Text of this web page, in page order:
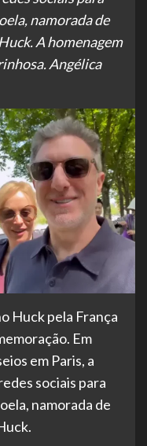
namorada de
A homenagem
Angélica
Huck pela França
Em
em Paris, a
sociais para
namorada de